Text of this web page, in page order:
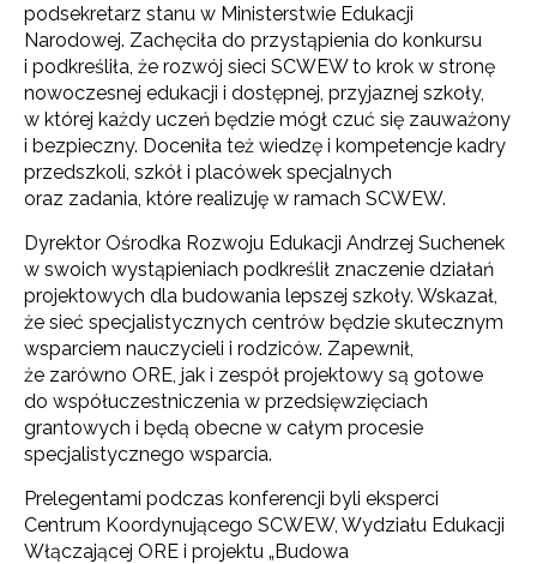
podsekretarz stanu w Ministerstwie Edukacji
Narodowej. Zachęciła do przystąpienia do konkursu
i podkreśliła, że rozwój sieci SCWEW to krok w stronę
nowoczesnej edukacji i dostępnej, przyjaznej szkoły,
w której każdy uczeń będzie mógł czuć się zauważony
i bezpieczny. Doceniła też wiedzę i kompetencje kadry
przedszkoli, szkół i placówek specjalnych
oraz zadania, które realizuję w ramach SCWEW.
Dyrektor Ośrodka Rozwoju Edukacji Andrzej Suchenek
w swoich wystąpieniach podkreślił znaczenie działań
projektowych dla budowania lepszej szkoły. Wskazał,
że sieć specjalistycznych centrów będzie skutecznym
wsparciem nauczycieli i rodziców. Zapewnił,
że zarówno ORE, jak i zespół projektowy są gotowe
do współuczestniczenia w przedsięwzięciach
grantowych i będą obecne w całym procesie
specjalistycznego wsparcia.
Prelegentami podczas konferencji byli eksperci
Centrum Koordynującego SCWEW, Wydziału Edukacji
Włączającej ORE i projektu „Budowa